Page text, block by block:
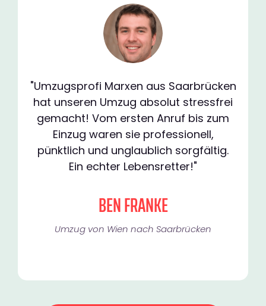
"Umzugsprofi Marxen aus Saarbrücken
hat unseren Umzug absolut stressfrei
gemacht! Vom ersten Anruf bis zum
Einzug waren sie professionell,
pünktlich und unglaublich sorgfältig.
Ein echter Lebensretter!"
BEN FRANKE
Umzug von Wien nach Saarbrücken